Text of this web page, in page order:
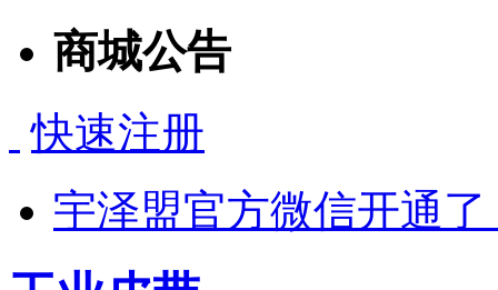
商城公告
快速注册
宇泽盟官方微信开通